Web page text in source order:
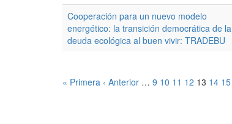
Cooperación para un nuevo modelo
energético: la transición democrática de la
deuda ecológica al buen vivir: TRADEBU
« Primera ‹ Anterior … 9 10 11 12 13 14 15